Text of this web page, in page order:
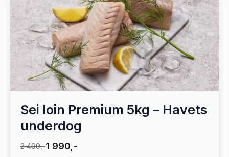
Sei loin Premium 5kg – Havets
underdog
2 490,-1 990,-